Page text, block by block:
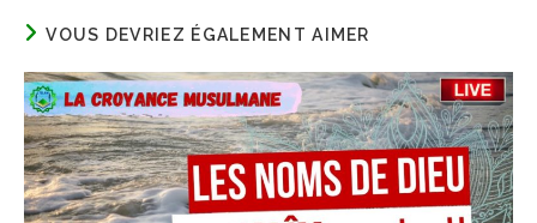
VOUS DEVRIEZ ÉGALEMENT AIMER